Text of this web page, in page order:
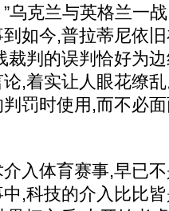
乌克兰与英格兰一
如今,普拉蒂尼依
裁判的误判恰好为
,着实让人眼花缭
罚时使用,而不必
体育赛事,早已不
,科技的介入比比